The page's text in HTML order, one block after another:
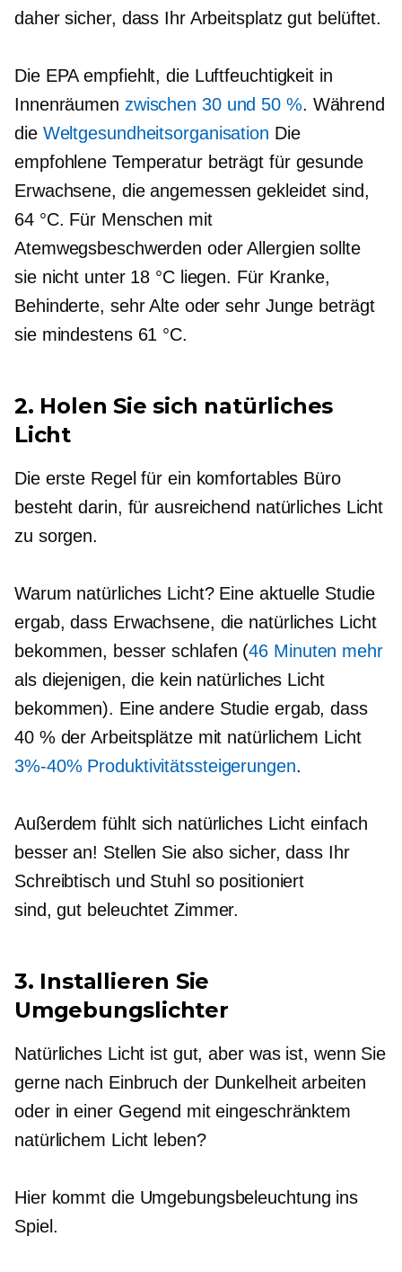
daher sicher, dass Ihr Arbeitsplatzgut belüftet.
Die EPA empfiehlt, die Luftfeuchtigkeit in
Innenräumen zwischen 30 und 50 %. Während
die Weltgesundheitsorganisation Die
empfohlene Temperatur beträgt für gesunde
Erwachsene, die angemessen gekleidet sind,
64 °C. Für Menschen mit
Atemwegsbeschwerden oder Allergien sollte
sie nicht unter 18 °C liegen. Für Kranke,
Behinderte, sehr Alte oder sehr Junge beträgt
sie mindestens 61 °C.
2. Holen Sie sich natürliches
Licht
Die erste Regel für ein komfortables Büro
besteht darin, für ausreichend natürliches Licht
zu sorgen.
Warum natürliches Licht? Eine aktuelle Studie
ergab, dass Erwachsene, die natürliches Licht
bekommen, besser schlafen (46 Minuten mehr
als diejenigen, die kein natürliches Licht
bekommen). Eine andere Studie ergab, dass
40 % der Arbeitsplätze mit natürlichem Licht
3%-40% Produktivitätssteigerungen.
Außerdem fühlt sich natürliches Licht einfach
besser an! Stellen Sie also sicher, dass Ihr
Schreibtisch und Stuhl so positioniert
sind,gut beleuchtet Zimmer.
3. Installieren Sie
Umgebungslichter
Natürliches Licht ist gut, aber was ist, wenn Sie
gerne nach Einbruch der Dunkelheit arbeiten
oder in einer Gegend mit eingeschränktem
natürlichem Licht leben?
Hier kommt die Umgebungsbeleuchtung ins
Spiel.